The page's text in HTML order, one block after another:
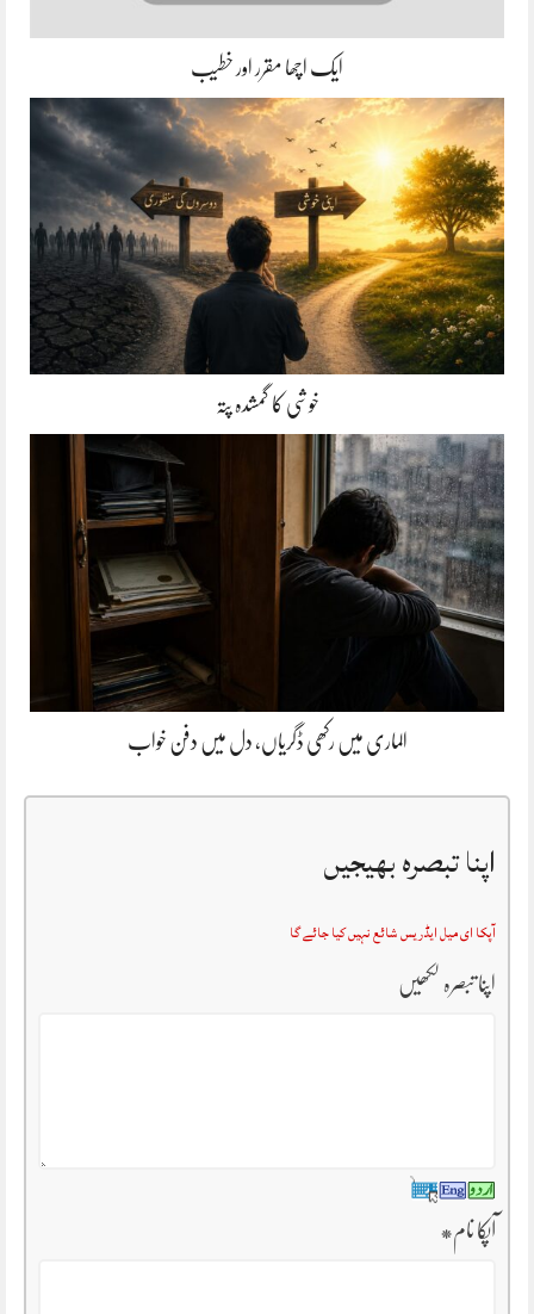
ایک اچھا مقرر اور خطیب
خوشی کا گمشدہ پتہ
الماری میں رکھی ڈگریاں، دل میں دفن خواب
اپنا تبصرہ بھیجیں
آپکا ای میل ایڈریس شائع نہیں کیا جائے گا
اپنا تبصرہ لکھیں
آپکا نام*